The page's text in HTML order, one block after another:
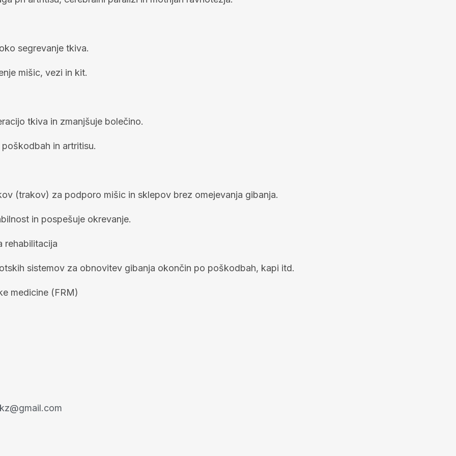
segrevanje tkiva.
mišic, vezi in kit.
tkiva in zmanjšuje bolečino.
in artritisu.
(trakov) za podporo mišic in sklepov brez omejevanja gibanja.
in pospešuje okrevanje.
rehabilitacija
sistemov za obnovitev gibanja okončin po poškodbah, kapi itd.
medicine (FRM)